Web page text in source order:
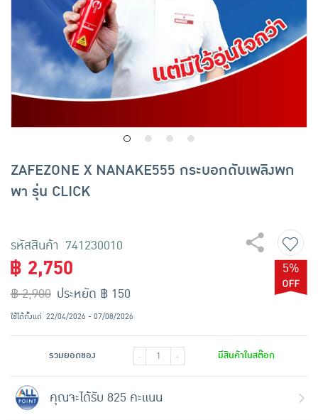
เครื่องปรุงรสและของแห้ง
ขนมขบเคี้ยว และช็อคโกแลต
อาหารสด ผัก ผลไม้และเบเกอรี่
ZAFEZONE X NANAKE555 กระบอกดับเพลิงพก
พา รุ่น CLICK
รหัสสินค้า 741230010
฿ 2,750
฿ 2,900
5%
ประหยัด ฿ 150
ใช้ได้ตั้งแต่ 22/04/2026 - 07/08/2026
รวมยอดของ - + มีสินค้าในสต๊อก
คุณจะได้รับ 825 คะแนน